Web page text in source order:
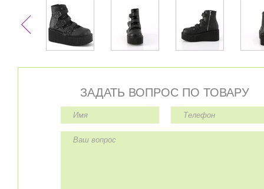
ЗАДАТЬ ВОПРОС ПО ТОВАРУ